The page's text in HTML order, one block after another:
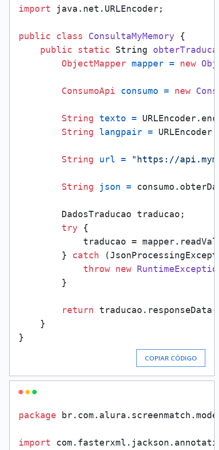
import java.net.URLEncoder;
public class ConsultaMyMemory {
public
static String
ObjectMapper mapper = new
ConsumoApi consumo = new
String texto =
String
langpair =
String url = "https://
String json =
        DadosTraducao traducao;
try {
traducao =
        }
catch
throw new
        }
return
    }
COPIAR CÓDIGO
package
import